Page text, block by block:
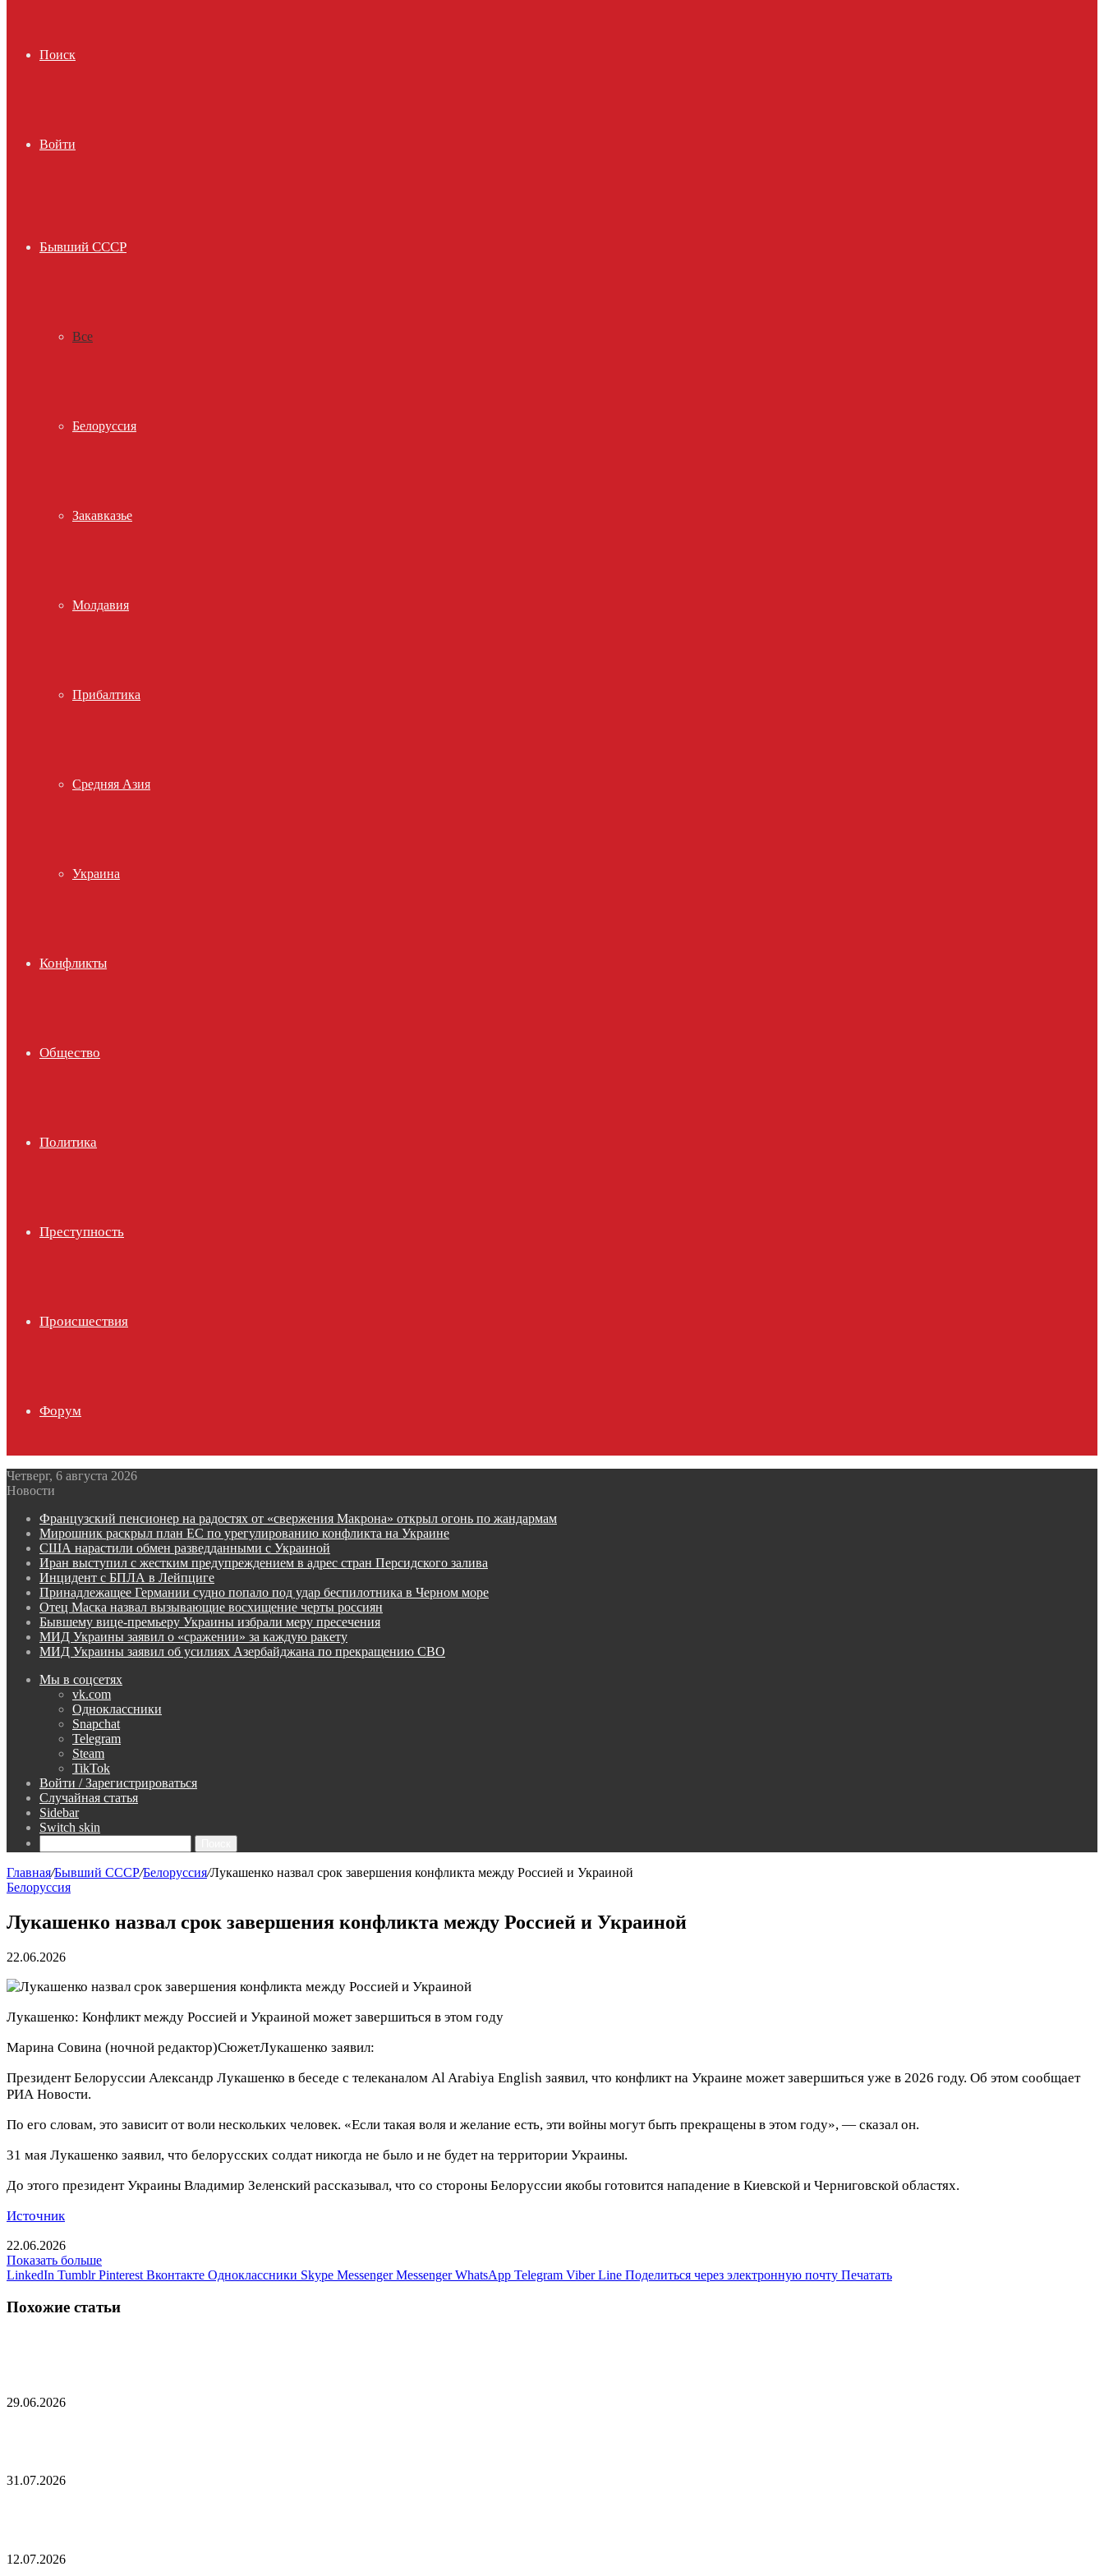
Поиск
Войти
Бывший СССР
Все
Белоруссия
Закавказье
Молдавия
Прибалтика
Средняя Азия
Украина
Конфликты
Общество
Политика
Преступность
Происшествия
Форум
Четверг, 6 августа 2026
Новости
Французский пенсионер на радостях от «свержения Макрона» открыл огонь по жандармам
Мирошник раскрыл план ЕС по урегулированию конфликта на Украине
США нарастили обмен разведданными с Украиной
Иран выступил с жестким предупреждением в адрес стран Персидского залива
Инцидент с БПЛА в Лейпциге
Принадлежащее Германии судно попало под удар беспилотника в Черном море
Отец Маска назвал вызывающие восхищение черты россиян
Бывшему вице-премьеру Украины избрали меру пресечения
МИД Украины заявил о «сражении» за каждую ракету
МИД Украины заявил об усилиях Азербайджана по прекращению СВО
Мы в соцсетях
vk.com
Одноклассники
Snapchat
Telegram
Steam
TikTok
Войти / Зарегистрироваться
Случайная статья
Sidebar
Switch skin
Главная/Бывший СССР/Белоруссия/Лукашенко назвал срок завершения конфликта между Россией и Украиной
Белоруссия
Лукашенко назвал срок завершения конфликта между Россией и Украиной
22.06.2026
Лукашенко: Конфликт между Россией и Украиной может завершиться в этом году
Марина Совина (ночной редактор)СюжетЛукашенко заявил:
Президент Белоруссии Александр Лукашенко в беседе с телеканалом Al Arabiya English заявил, что конфликт на Украине может завершиться уже в 2026 году. Об этом сообщает
РИА Новости.
По его словам, это зависит от воли нескольких человек. «Если такая воля и желание есть, эти войны могут быть прекращены в этом году», — сказал он.
31 мая Лукашенко заявил, что белорусских солдат никогда не было и не будет на территории Украины.
До этого президент Украины Владимир Зеленский рассказывал, что со стороны Белоруссии якобы готовится нападение в Киевской и Черниговской областях.
Источник
22.06.2026
Показать больше
LinkedIn Tumblr Pinterest Вконтакте Одноклассники Skype Messenger Messenger WhatsApp Telegram Viber Line Поделиться через электронную почту Печатать
Похожие статьи
29.06.2026
31.07.2026
12.07.2026